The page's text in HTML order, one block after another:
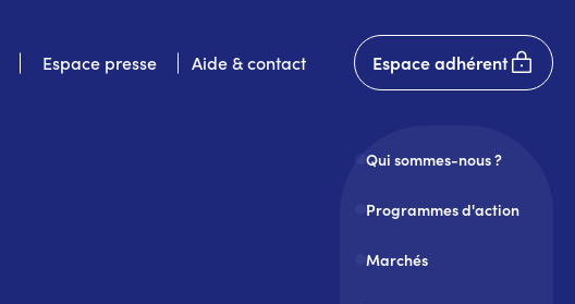
Espace presse Aide & contact
User
account
Espace adhérent
Qui sommes-nous ?
Programmes d'action
Marchés